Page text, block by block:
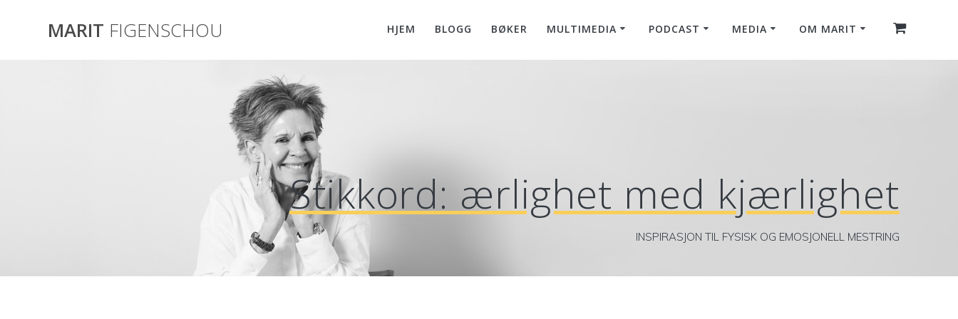
MARIT FIGENSCHOU HJEM BLOGG BØKER MULTIMEDIA PODCAST MEDIA OM MARIT
Stikkord: ærlighet med kjærlighet
INSPIRASJON TIL FYSISK OG EMOSJONELL MESTRING